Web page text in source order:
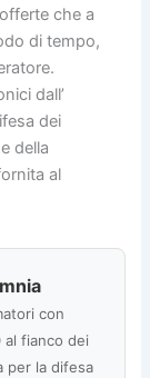
che a
di tempo,
dall’
dei
della
al
con
al fianco dei
per la difesa